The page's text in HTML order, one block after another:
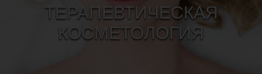
ТЕРАПЕВТИЧЕСКАЯ
КОСМЕТОЛОГИЯ